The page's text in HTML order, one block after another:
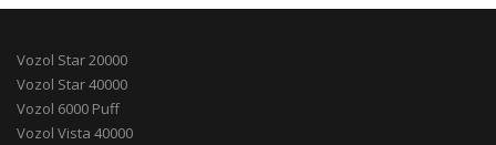
Vozol Star 20000
Vozol Star 40000
Vozol 6000 Puff
Vozol Vista 40000